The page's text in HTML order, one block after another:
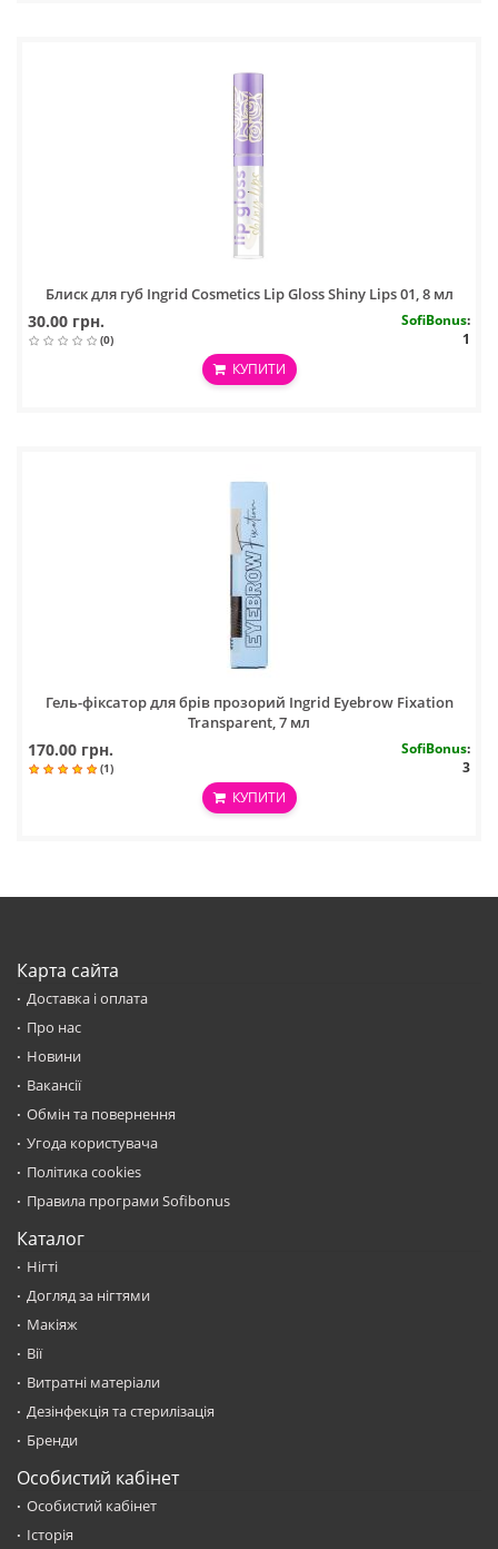
Блиск для губ Ingrid Cosmetics Lip Gloss Shiny Lips 01, 8 мл
30.00 грн.
(0)
SofiBonus:
1
КУПИТИ
Гель-фіксатор для брів прозорий Ingrid Eyebrow Fixation
Transparent, 7 мл
170.00 грн.
(1)
SofiBonus:
3
КУПИТИ
Карта сайта
Доставка і оплата
Про нас
Новини
Вакансії
Обмін та повернення
Угода користувача
Політика cookies
Правила програми Sofibonus
Каталог
Нігті
Догляд за нігтями
Макіяж
Вії
Витратні матеріали
Дезінфекція та стерилізація
Бренди
Особистий кабінет
Особистий кабінет
Історія